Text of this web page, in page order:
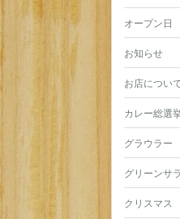
オープン日
お知らせ
お店につい
カレー総選
グラウラー
グリーンサ
クリスマス